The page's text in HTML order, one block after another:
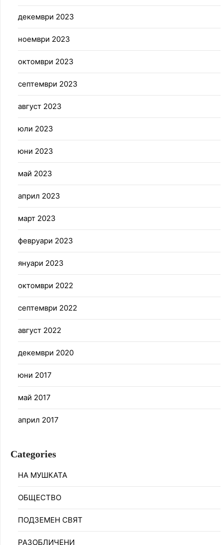
декември 2023
ноември 2023
октомври 2023
септември 2023
август 2023
юли 2023
юни 2023
май 2023
април 2023
март 2023
февруари 2023
януари 2023
октомври 2022
септември 2022
август 2022
декември 2020
юни 2017
май 2017
април 2017
Categories
НА МУШКАТА
ОБЩЕСТВО
ПОДЗЕМЕН СВЯТ
РАЗОБЛИЧЕНИ